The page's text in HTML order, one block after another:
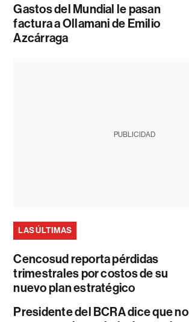
Gastos del Mundial le pasan
factura a Ollamani de Emilio
Azcárraga
PUBLICIDAD
LAS ÚLTIMAS
Cencosud reporta pérdidas
trimestrales por costos de su
nuevo plan estratégico
Presidente del BCRA dice que no